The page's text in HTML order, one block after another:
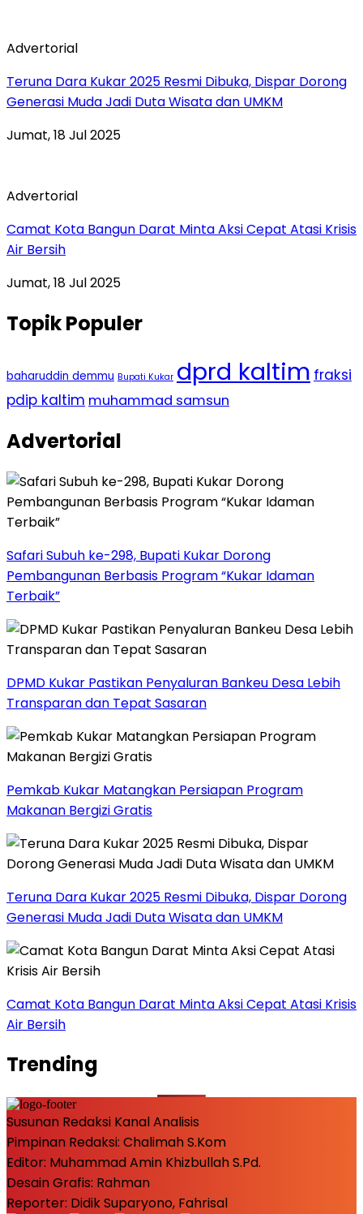
Advertorial
Teruna Dara Kukar 2025 Resmi Dibuka, Dispar Dorong
Generasi Muda Jadi Duta Wisata dan UMKM
Jumat, 18 Jul 2025
Advertorial
Camat Kota Bangun Darat Minta Aksi Cepat Atasi Krisis
Air Bersih
Jumat, 18 Jul 2025
Topik Populer
baharuddin demmu Bupati Kukar dprd kaltim fraksi
pdip kaltim muhammad samsun
Advertorial
Safari Subuh ke-298, Bupati Kukar Dorong
Pembangunan Berbasis Program “Kukar Idaman
Terbaik”
DPMD Kukar Pastikan Penyaluran Bankeu Desa Lebih
Transparan dan Tepat Sasaran
Pemkab Kukar Matangkan Persiapan Program
Makanan Bergizi Gratis
Teruna Dara Kukar 2025 Resmi Dibuka, Dispar Dorong
Generasi Muda Jadi Duta Wisata dan UMKM
Camat Kota Bangun Darat Minta Aksi Cepat Atasi Krisis
Air Bersih
Trending
Susunan Redaksi Kanal Analisis
Pimpinan Redaksi: Chalimah S.Kom
Editor: Muhammad Amin Khizbullah S.Pd.
Desain Grafis: Rahman
Reporter: Didik Suparyono, Fahrisal